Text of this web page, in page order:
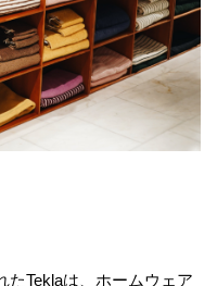
たTeklaは、ホームウェア